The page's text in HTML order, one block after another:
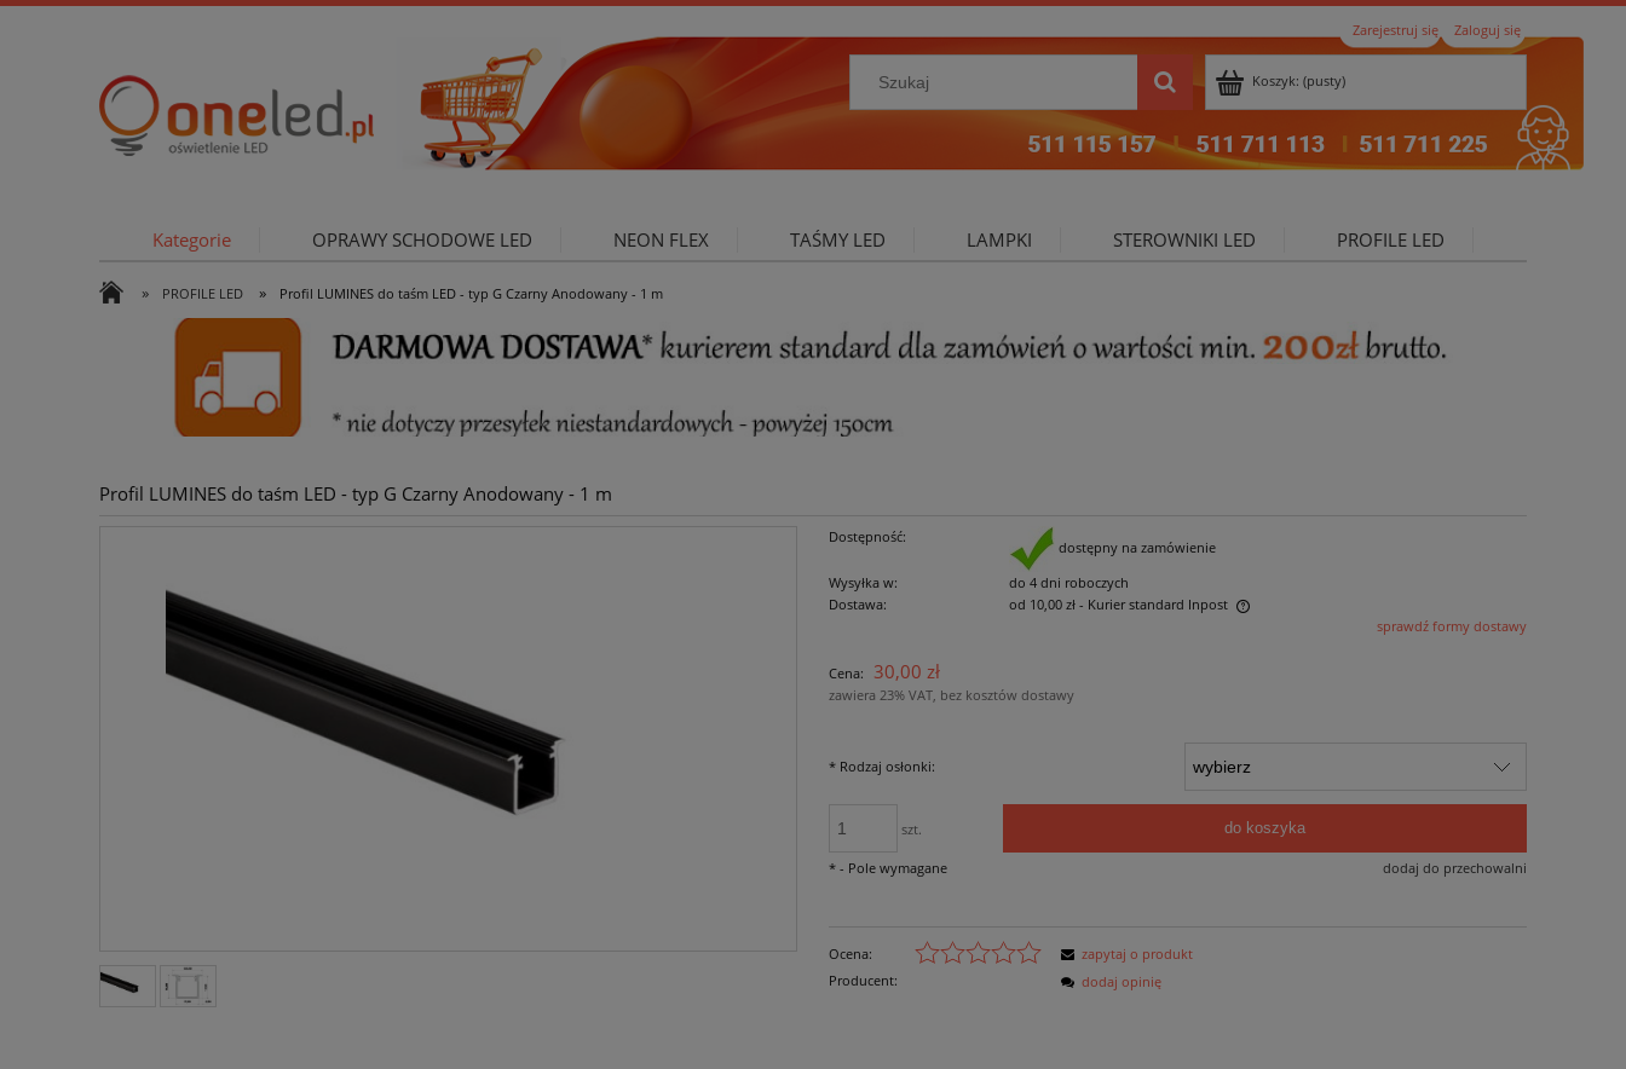
Zarejestruj się Zaloguj się
Koszyk: (pusty)
Kategorie OPRAWY SCHODOWE LED NEON FLEX TAŚMY LED LAMPKI STEROWNIKI LED PROFILE LED
OŚWIETLENIE ZEWNĘTRZNE
» PROFILE LED » Profil LUMINES do taśm LED - typ G Czarny Anodowany - 1 m
Profil LUMINES do taśm LED - typ G Czarny Anodowany - 1 m
Dostępność:
dostępny na zamówienie
Wysyłka w:
do 4 dni roboczych
Dostawa:
od 10,00 zł - Kurier standard Inpost
płatności
sprawdź formy dostawy
Cena: 30,00 zł
zawiera 23% VAT, bez kosztów dostawy
*Rodzaj osłonki:
szt. do koszyka
dodaj do przechowalni
*- Pole wymagane
Ocena:
Producent:
zapytaj o produkt
dodaj opinię